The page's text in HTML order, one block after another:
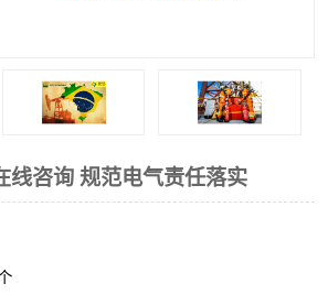
线咨询 规范电气责任落实